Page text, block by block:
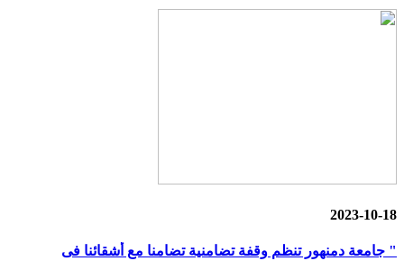
2023-10-18
" جامعة دمنهور تنظم وقفة تضامنية تضامنا مع أشقائنا فى